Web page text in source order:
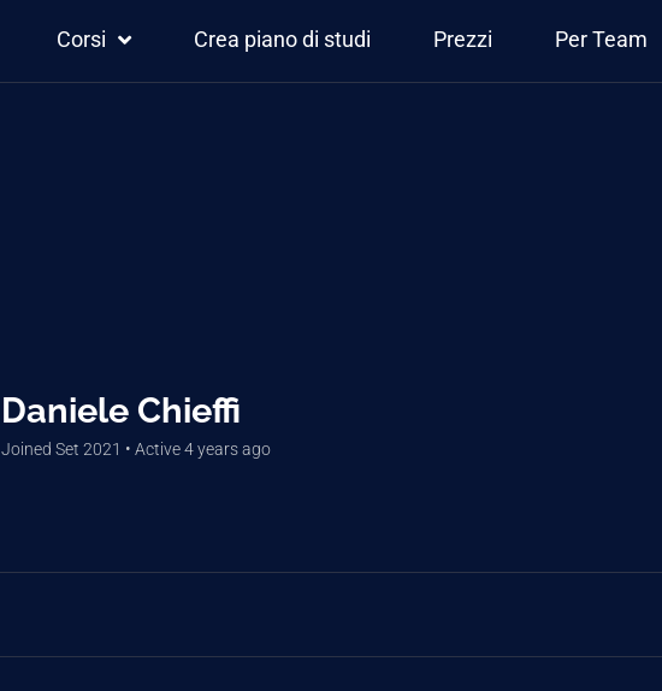
Corsi Crea piano di studi Prezzi Per Team
Daniele Chieffi
Joined Set 2021 • Active 4 years ago